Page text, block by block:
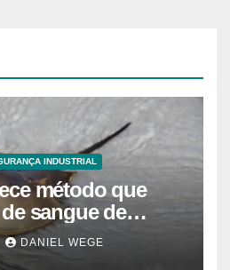
INDUSTRIAL
método que
sangue de
em testes
DANIEL WEGE